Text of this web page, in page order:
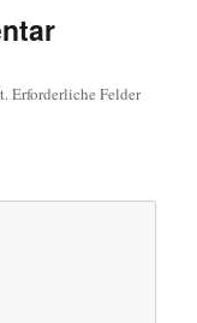
Erforderliche Felder